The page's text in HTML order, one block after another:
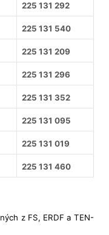
225 131 292
225 131 540
225 131 209
225 131 296
225 131 352
225 131 095
225 131 019
225 131 460
z FS, ERDF a TEN-